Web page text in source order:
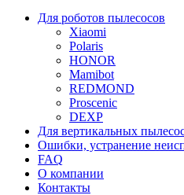
Для роботов пылесосов
Xiaomi
Polaris
HONOR
Mamibot
REDMOND
Proscenic
DEXP
Для вертикальных
Ошибки, устранение
FAQ
О компании
Контакты